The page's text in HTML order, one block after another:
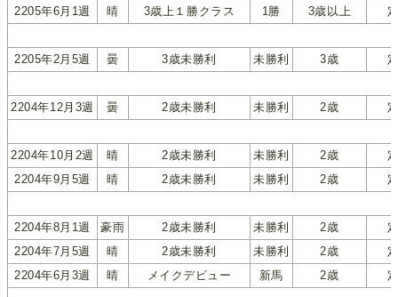
2205年6月1週
晴 3歳上１勝クラス 1勝 3歳以上
2205年2月5週 曇 3歳未勝利 未勝利 3歳
2204年12月3週 曇 2歳未勝利 未勝利 2歳
2204年10月2週 晴 2歳未勝利 未勝利 2歳
2204年9月5週
晴 2歳未勝利 未勝利 2歳
2204年8月1週 豪雨 2歳未勝利 未勝利 2歳
2204年7月5週
晴 2歳未勝利 未勝利 2歳
2204年6月3週
晴 メイクデビュー 新馬 2歳